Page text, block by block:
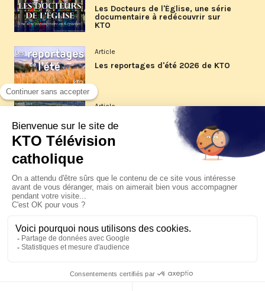
Les Docteurs de l'Église, une série
documentaire à redécouvrir sur
KTO
Article
Les reportages d'été 2026 de KTO
Article
La visite pastorale du pape Léon
XIV à Assise à suivre sur KTO le
jeudi 6 août
Le pape en Uruguay, Argentine et
Pérou du 6 au 17 novembre 2026
© KTO 2026 —Contact